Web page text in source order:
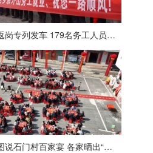
娄底 “点对点”返岗专列发车 179名务工人员免费赴沪
新春走基层丨图说石门村百家宴 各家晒出“拿手菜”